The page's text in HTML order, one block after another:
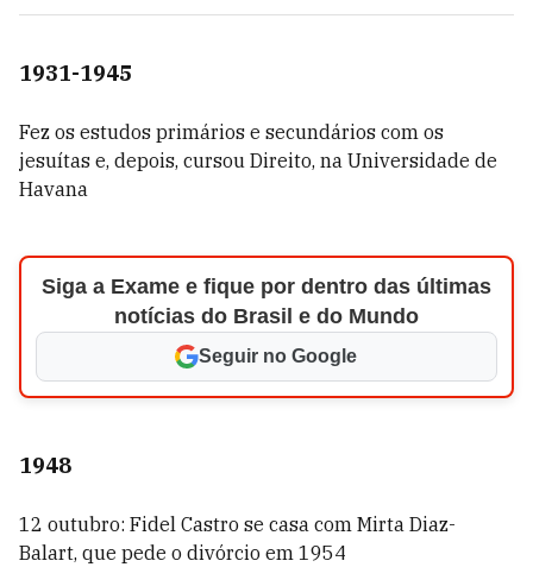
1931-1945
Fez os estudos primários e secundários com os
jesuítas e, depois, cursou Direito, na Universidade de
Havana
Siga a Exame e fique por dentro das últimas
notícias do Brasil e do Mundo
Seguir no Google
1948
12 outubro: Fidel Castro se casa com Mirta Diaz-
Balart, que pede o divórcio em 1954